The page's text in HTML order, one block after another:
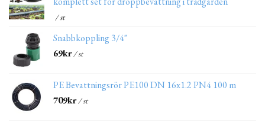
/ st
Snabbkoppling 3/4"
69kr/ st
PE Bevattningsrör PE100 DN 16x1.2 PN4 100 m
709kr/ st